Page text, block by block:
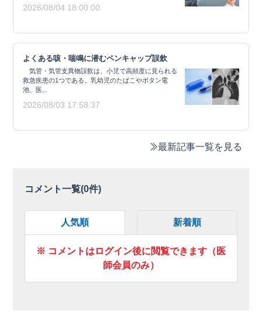
2026/08/04 18:00:00
よくある咳・喘鳴に潜むペンキャップ誤飲
気管・気管支異物誤飲は、小児で高頻度に見られる
救急疾患の1つである。乳幼児のたばこやボタン電
池、医...
2026/08/03 17:58:37
最新記事一覧を見る
コメント一覧(0件)
人気順 新着順
※ コメントはログイン後に閲覧できます（医
師会員のみ）